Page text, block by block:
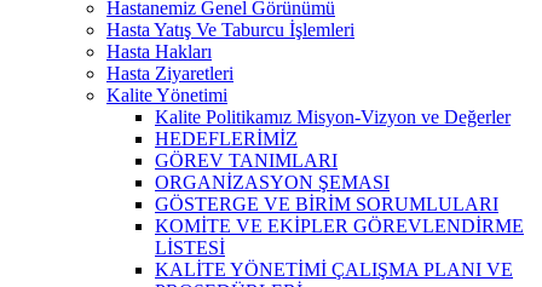
Hastanemiz Genel Görünümü
Hasta Yatış Ve Taburcu İşlemleri
Hasta Hakları
Hasta Ziyaretleri
Kalite Yönetimi
Kalite Politikamız Misyon-Vizyon ve Değerler
HEDEFLERİMİZ
GÖREV TANIMLARI
ORGANİZASYON ŞEMASI
GÖSTERGE VE BİRİM SORUMLULARI
KOMİTE VE EKİPLER GÖREVLENDİRME
LİSTESİ
KALİTE YÖNETİMİ ÇALIŞMA PLANI VE